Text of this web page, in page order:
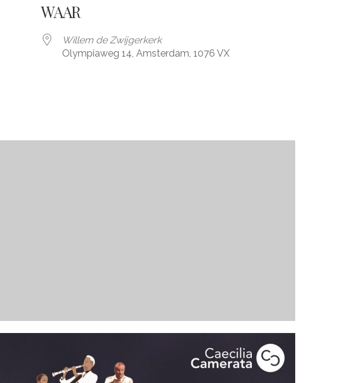
WAAR
Willem de Zwijgerkerk
Olympiaweg 14, Amsterdam, 1076 VX